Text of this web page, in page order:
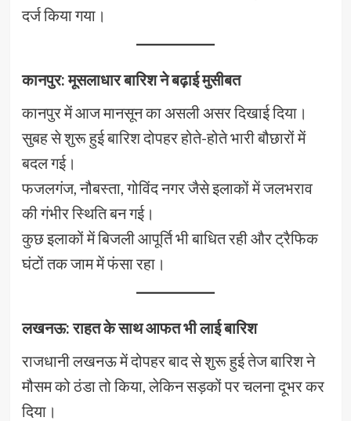
दर्ज किया गया।
कानपुर: मूसलाधार बारिश ने बढ़ाई मुसीबत
कानपुर में आज मानसून का असली असर दिखाई दिया।
सुबह से शुरू हुई बारिश दोपहर होते-होते भारी बौछारों में
बदल गई।
फजलगंज, नौबस्ता, गोविंद नगर जैसे इलाकों में जलभराव
की गंभीर स्थिति बन गई।
कुछ इलाकों में बिजली आपूर्ति भी बाधित रही और ट्रैफिक
घंटों तक जाम में फंसा रहा।
लखनऊ: राहत के साथ आफत भी लाई बारिश
राजधानी लखनऊ में दोपहर बाद से शुरू हुई तेज बारिश ने
मौसम को ठंडा तो किया, लेकिन सड़कों पर चलना दूभर कर
दिया।